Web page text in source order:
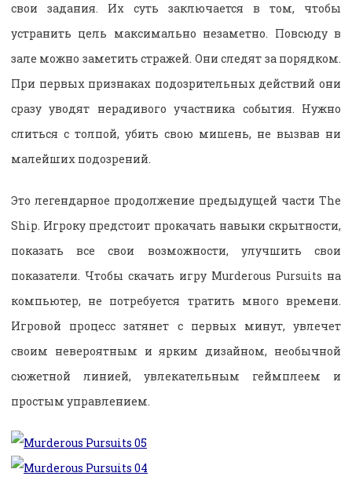
свои задания. Их суть заключается в том, чтобы
устранить цель максимально незаметно. Повсюду в
зале можно заметить стражей. Они следят за порядком.
При первых признаках подозрительных действий они
сразу уводят нерадивого участника события. Нужно
слиться с толпой, убить свою мишень, не вызвав ни
малейших подозрений.
Это легендарное продолжение предыдущей части The
Ship. Игроку предстоит прокачать навыки скрытности,
показать все свои возможности, улучшить свои
показатели. Чтобы скачать игру Murderous Pursuits на
компьютер, не потребуется тратить много времени.
Игровой процесс затянет с первых минут, увлечет
своим невероятным и ярким дизайном, необычной
сюжетной линией, увлекательным геймплеем и
простым управлением.